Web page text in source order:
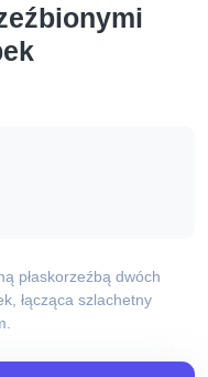
płaskorzeźbą dwóch
łącząca szlachetny